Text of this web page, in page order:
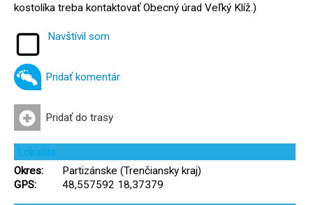
kostolíka treba kontaktovať Obecný úrad Veľký Klíž.)
Navštívil som
Pridať komentár
Pridať do trasy
Lokalita
Okres:
Partizánske (Trenčiansky kraj)
GPS:
48,557592 18,37379